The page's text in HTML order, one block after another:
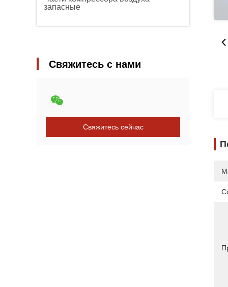
запасные
Свяжитесь с нами
Свяжитесь сейчас